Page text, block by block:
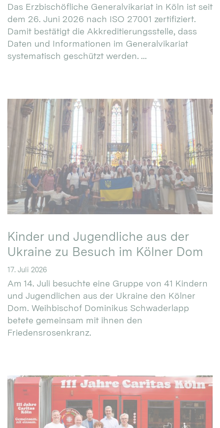
Das Erzbischöfliche Generalvikariat in Köln ist seit
dem 26. Juni 2026 nach ISO 27001 zertifiziert.
Damit bestätigt die Akkreditierungsstelle, dass
Daten und Informationen im Generalvikariat
systematisch geschützt werden. ...
Kinder und Jugendliche aus der
Ukraine zu Besuch im Kölner Dom
17. Juli 2026
Am 14. Juli besuchte eine Gruppe von 41 Kindern
und Jugendlichen aus der Ukraine den Kölner
Dom. Weihbischof Dominikus Schwaderlapp
betete gemeinsam mit ihnen den
Friedensrosenkranz.